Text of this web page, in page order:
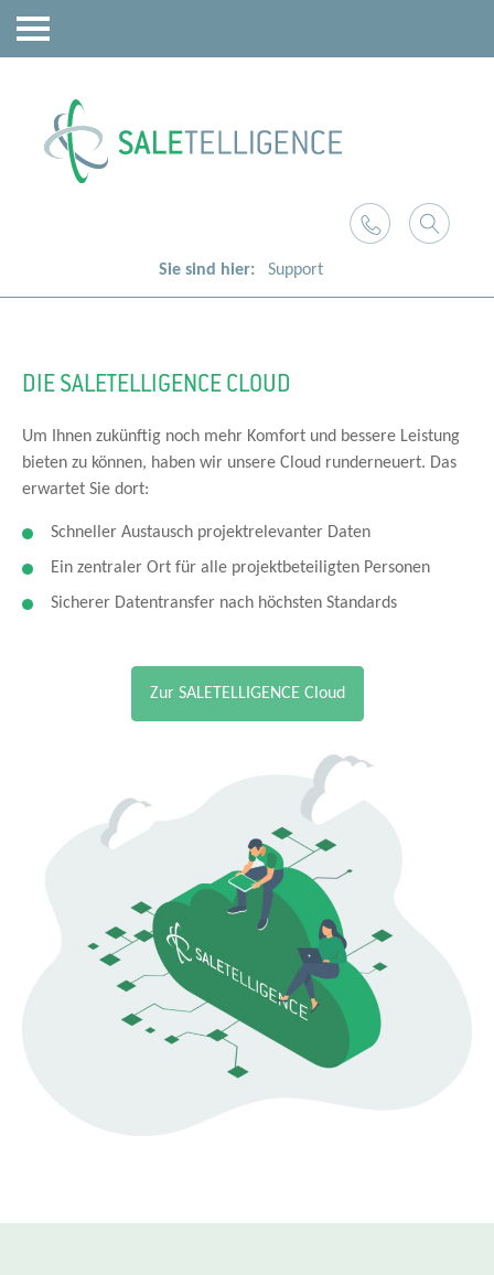
Sie sind hier: Support
DIE SALETELLIGENCE CLOUD
Um Ihnen zukünftig noch mehr Komfort und bessere Leistung
bieten zu können, haben wir unsere Cloud runderneuert. Das
erwartet Sie dort:
Schneller Austausch projektrelevanter Daten
Ein zentraler Ort für alle projektbeteiligten Personen
Sicherer Datentransfer nach höchsten Standards
Zur SALETELLIGENCE Cloud